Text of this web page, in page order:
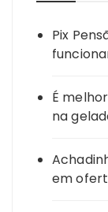
Pix
É
na
em